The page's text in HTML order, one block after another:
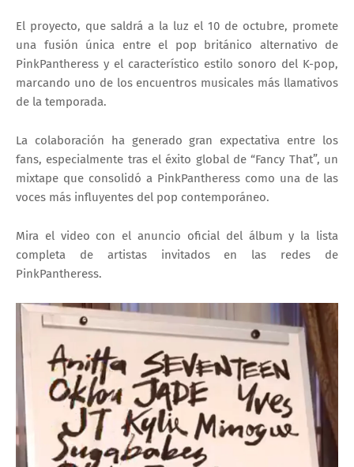
El proyecto, que saldrá a la luz el 10 de octubre, promete
una fusión única entre el pop británico alternativo de
PinkPantheress y el característico estilo sonoro del K-pop,
marcando uno de los encuentros musicales más llamativos
de la temporada.
La colaboración ha generado gran expectativa entre los
fans, especialmente tras el éxito global de “Fancy That”, un
mixtape que consolidó a PinkPantheress como una de las
voces más influyentes del pop contemporáneo.
Mira el video con el anuncio oficial del álbum y la lista
completa de artistas invitados en las redes de
PinkPantheress.